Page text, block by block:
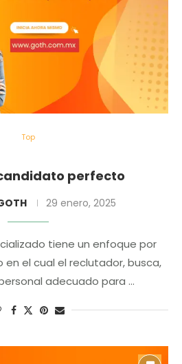
Top
perfecto
29 enero, 2025
tiene un enfoque por
en el cual el reclutador, busca,
adecuado para …